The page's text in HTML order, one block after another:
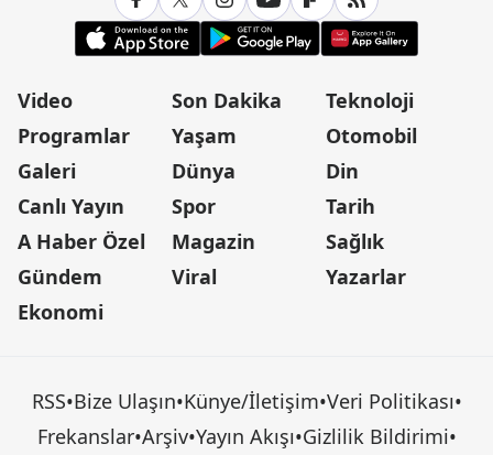
Video
Programlar
Galeri
Canlı Yayın
A Haber Özel
Gündem
Ekonomi
Son Dakika
Yaşam
Dünya
Spor
Magazin
Viral
Teknoloji
Otomobil
Din
Tarih
Sağlık
Yazarlar
RSS•Bize Ulaşın•Künye/İletişim•Veri Politikası•
Frekanslar•Arşiv•Yayın Akışı•Gizlilik Bildirimi•